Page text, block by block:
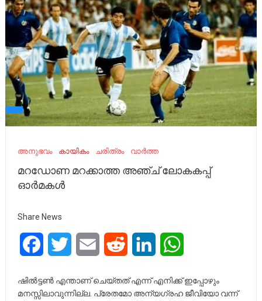
അനുഭവം കായികം ചരിത്രം വാർത്ത
മറഡോണ മറക്കാത്ത അഞ്ച് ലോകകപ്പ്
ഓര്‍മകള്‍
Share News
FacebookTwitter Email Reddit LinkedIn
ഷിൽട്ടൺ എന്താണ് ചെയ്തത് എന്ന് എനിക്ക് ഇപ്പോഴും
മനസ്സിലാവുന്നില്ല. പ്രേതമോ അന്യഗ്രഹ ജീവിയോ വന്ന്